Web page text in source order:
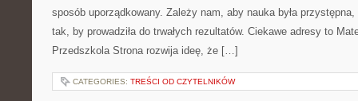
sposób uporządkowany. Zależy nam, aby nauka była
tak, by prowadziła do trwałych rezultatów. Ciekawe adresy to
Przedszkola Strona rozwija ideę, że […]
CATEGORIES: TREŚCI OD CZYTELNIKÓW